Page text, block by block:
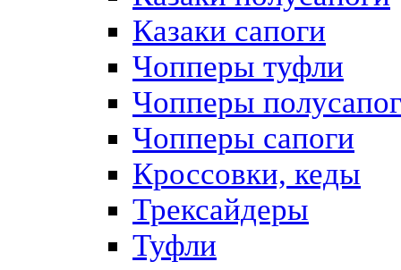
Казаки сапоги
Чопперы туфли
Чопперы
Чопперы сапоги
Кроссовки, кеды
Трексайдеры
Туфли